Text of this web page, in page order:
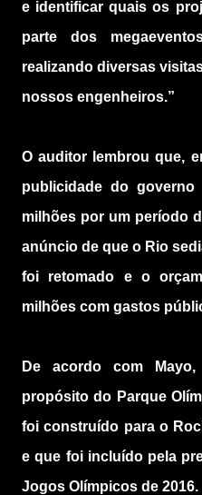
e identificar quais os
parte dos
realizando diversas
nossos engenheiros.”
O auditor lembrou que,
publicidade do
milhões por um período
anúncio de que o Rio
foi retomado e o
milhões com gastos
De acordo com
propósito do Parque
foi construído para o
e que foi incluído pela
Jogos Olímpicos de 2016.